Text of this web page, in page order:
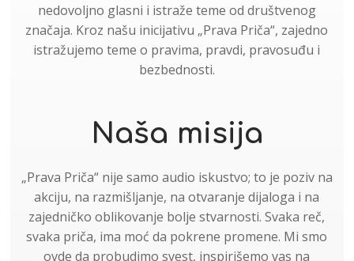
nedovoljno glasni i istraže teme od društvenog
značaja. Kroz našu inicijativu „Prava Priča“, zajedno
istražujemo teme o pravima, pravdi, pravosuđu i
bezbednosti.
Naša misija
„Prava Priča“ nije samo audio iskustvo; to je poziv na
akciju, na razmišljanje, na otvaranje dijaloga i na
zajedničko oblikovanje bolje stvarnosti. Svaka reč,
svaka priča, ima moć da pokrene promene. Mi smo
ovde da probudimo svest, inspirišemo vas na